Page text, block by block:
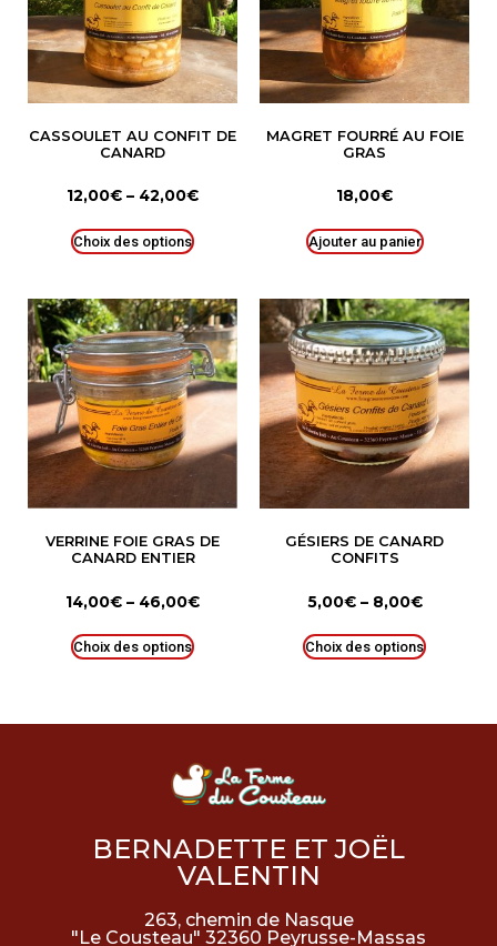
CASSOULET AU CONFIT DE
CANARD
12,00€ – 42,00€
Choix des options
MAGRET FOURRÉ AU FOIE
GRAS
18,00€
Ajouter au panier
VERRINE FOIE GRAS DE
CANARD ENTIER
14,00€ – 46,00€
Choix des options
GÉSIERS DE CANARD
CONFITS
5,00€– 8,00€
Choix des options
BERNADETTE ET JOËL
VALENTIN
263, chemin de Nasque
"Le Cousteau" 32360 Peyrusse-Massas